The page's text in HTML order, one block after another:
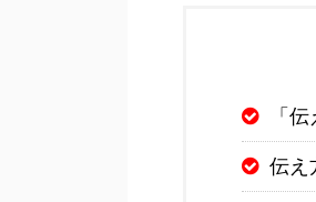
「
伝え